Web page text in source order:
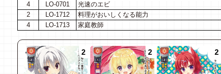
4
LO-0701
光速のエビ
2
LO-1712
料理がおいしくなる能力
4
LO-1713 家庭教師
2 2 2